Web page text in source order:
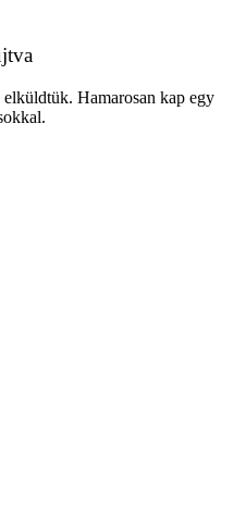
Hamarosan kap egy